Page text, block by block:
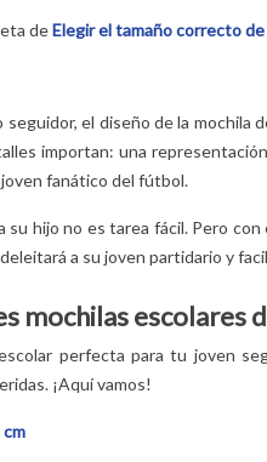
deElegir el tamaño correcto de
el diseño de la
importan: una
fanático del fútbol.
su hijo no es tarea fácil. Pero
a su joven partidario y
mochilas escolares
perfecta para tu joven
¡Aquí vamos!